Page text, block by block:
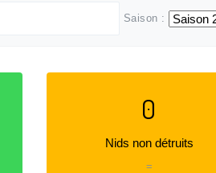
Saison :
0
Nids non détruits
=